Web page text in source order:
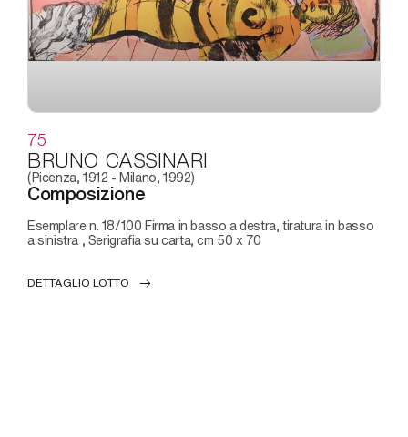
75
BRUNO CASSINARI
(Picenza, 1912 - Milano, 1992)
Composizione
Esemplare n. 18/100 Firma in basso a destra, tiratura in basso
a sinistra , Serigrafia su carta, cm 50 x 70
DETTAGLIO LOTTO